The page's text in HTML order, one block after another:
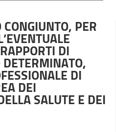
PER
DI
DI
DEI
SALUTE E DEI